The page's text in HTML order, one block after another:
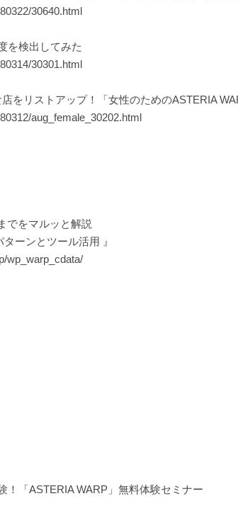
30640.html
を検出してみた
30301.html
をリストアップ！「女性のためのASTERIA
aug_female_30202.html
でをマルッと解説
ーンとツール活用 』
wp_warp_cdata/
「ASTERIA WARP」無料体験セミナー